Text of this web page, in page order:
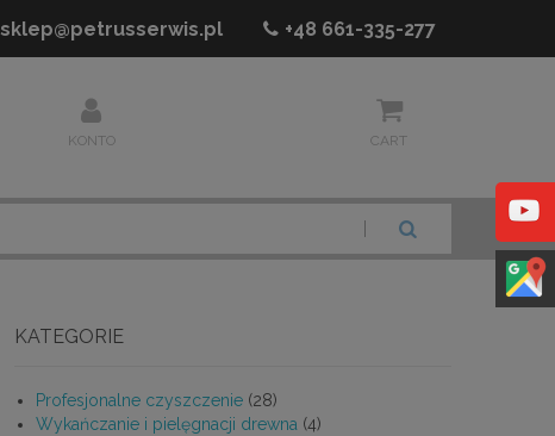
sklep@petrusserwis.pl +48 661-335-277
KONTO CART
KATEGORIE
Profesjonalne czyszczenie (28)
Wykańczanie i pielęgnacji drewna (4)